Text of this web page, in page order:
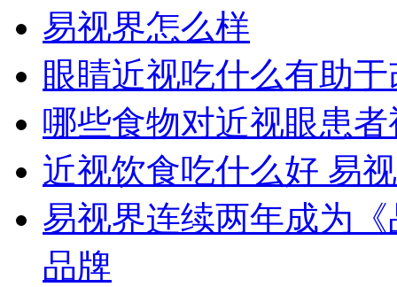
易视界怎么样
眼睛近视吃什么有助
哪些食物对近视眼患
近视饮食吃什么好 易
易视界连续两年成为
品牌